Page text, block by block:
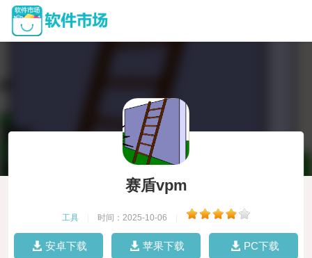
赛盾vpm
工具 时间：2025-10-06
安卓下载 苹果下载 PC下载